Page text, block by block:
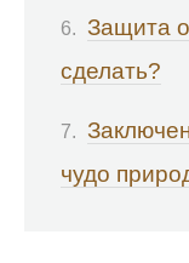
Защита
сделать?
чудо